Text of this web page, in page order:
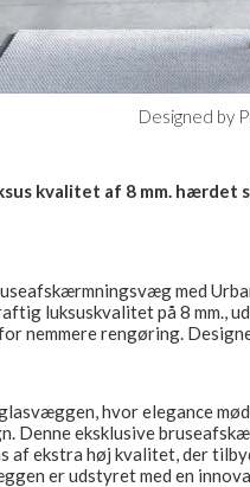
Designed by
kvalitet af 8 mm. hærdet
med
luksuskvalitet på 8 mm.,
nemmere rengøring.
hvor elegance
Denne eksklusive
af ekstra høj kvalitet, der
er udstyret med en